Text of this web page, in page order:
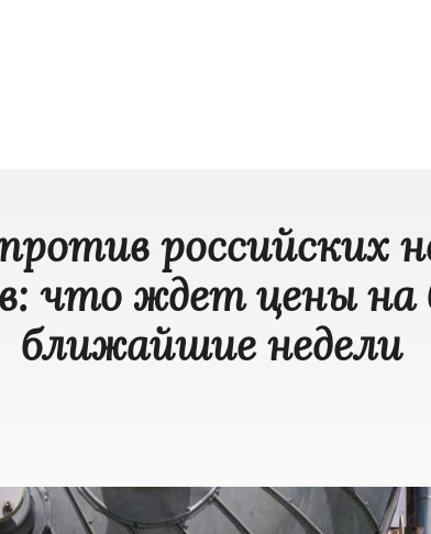
российских
что ждет цены на
ближайшие недели